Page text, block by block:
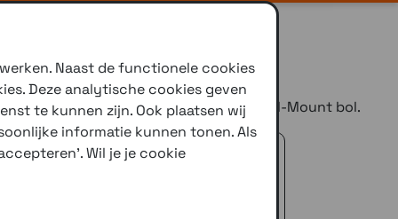
Optiline bevestiging plaaten op een RAM-Mount bol.
dag verstuurd (indien voorradig)
Naast de functionele cookies
Deze analytische cookies geven
te kunnen zijn. Ook plaatsen wij
informatie kunnen tonen. Als
Wil je je cookie